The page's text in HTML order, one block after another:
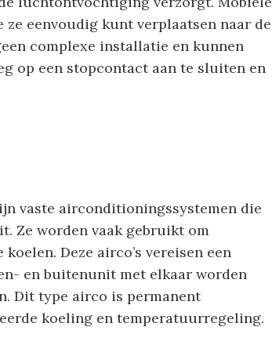
ze eenvoudig kunt verplaatsen naar de
complexe installatie en kunnen
op een stopcontact aan te sluiten en
vaste airconditioningssystemen die
Ze worden vaak gebruikt om
Deze airco’s vereisen een
en buitenunit met elkaar worden
Dit type airco is permanent
koeling en temperatuurregeling.